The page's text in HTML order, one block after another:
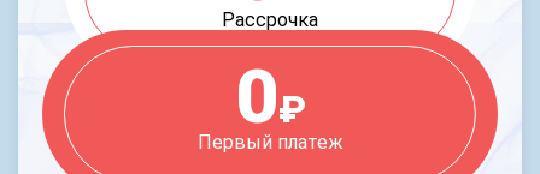
Рассрочка
0₽
Первый платеж